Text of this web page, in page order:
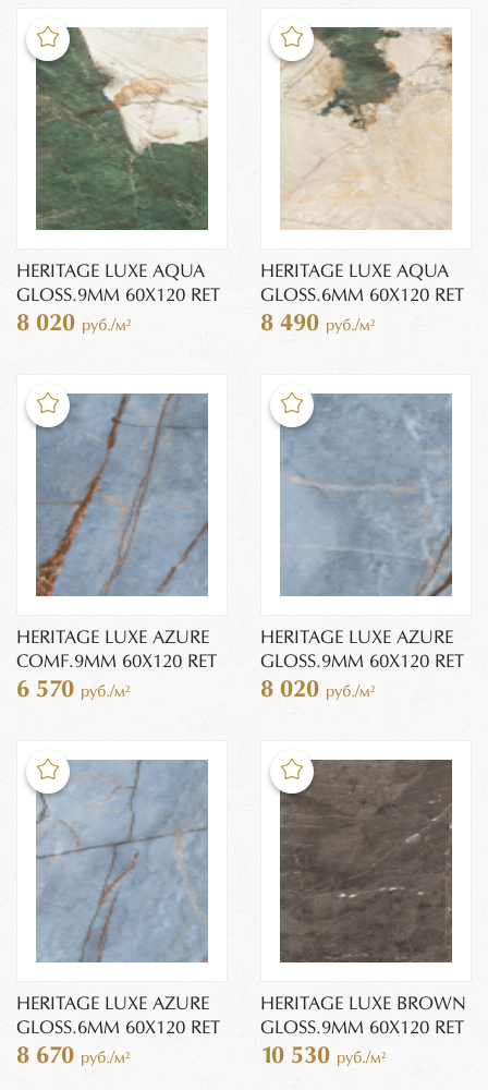
HERITAGE LUXE AQUA
GLOSS.9MM 60X120 RET
8 020 руб./м²
HERITAGE LUXE AQUA
GLOSS.6MM 60X120 RET
8 490 руб./м²
HERITAGE LUXE AZURE
COMF.9MM 60X120 RET
6 570 руб./м²
HERITAGE LUXE AZURE
GLOSS.9MM 60X120 RET
8 020 руб./м²
HERITAGE LUXE AZURE
GLOSS.6MM 60X120 RET
8 670 руб./м²
HERITAGE LUXE BROWN
GLOSS.9MM 60X120 RET
10 530 руб./м²